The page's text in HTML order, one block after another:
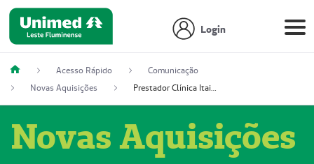
Login
Acesso Rápido
Comunicação
Novas Aquisições
Prestador Clínica Itaipú Ltda (51004348-2)
Novas Aquisições